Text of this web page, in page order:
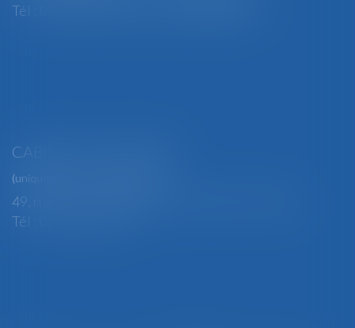
Tél : 03 29 82 29 04 - Fax : 03 29 64 06 84
CABINET SECONDAIRE
(uniquement sur rendez-vous)
49, rue Thiers - 88100 SAINT-DIÉ DES VOSGES
Tél : 03 29 56 15 98